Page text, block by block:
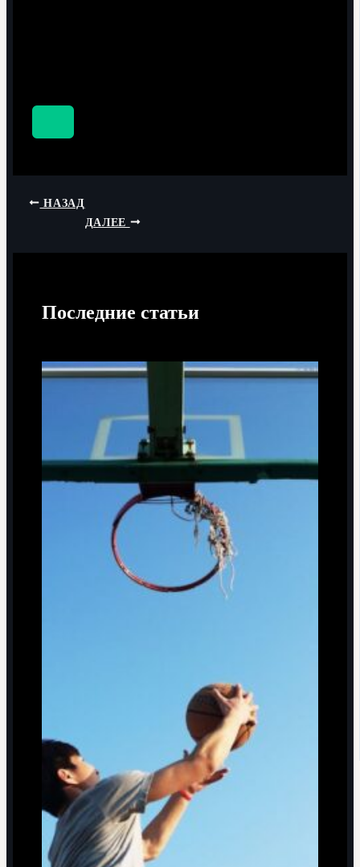
НАЗАД
ДАЛЕЕ
Последние статьи